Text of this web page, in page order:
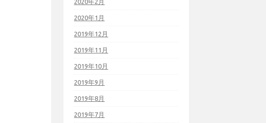
2020年1月
2019年12月
2019年11月
2019年10月
2019年9月
2019年8月
2019年7月